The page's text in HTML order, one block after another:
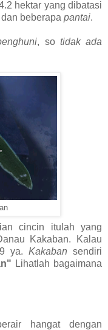
hektar yang dibatasi
beberapa pantai.
, so tidak ada
cincin itulah yang
Kakaban. Kalau
ya. Kakaban sendiri
Lihatlah bagaimana
hangat dengan